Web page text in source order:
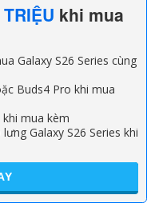
khi mua
Galaxy S26 Series cùng
Buds4 Pro khi mua
khi mua kèm
Galaxy S26 Series khi